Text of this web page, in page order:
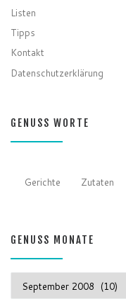
Listen
Tipps
Kontakt
Datenschutzerklärung
GENUSS WORTE
Gerichte Zutaten
GENUSS MONATE